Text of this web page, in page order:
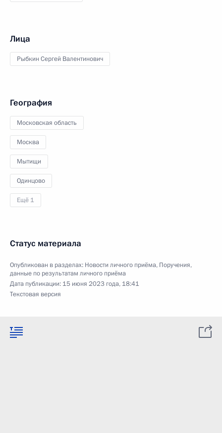
Лица
Рыбкин Сергей Валентинович
География
Московская область
Москва
Мытищи
Одинцово
Ещё 1
Статус материала
Опубликован в разделах: Новости личного приёма, Поручения,
данные по результатам личного приёма
Дата публикации: 15 июня 2023 года, 18:41
Текстовая версия